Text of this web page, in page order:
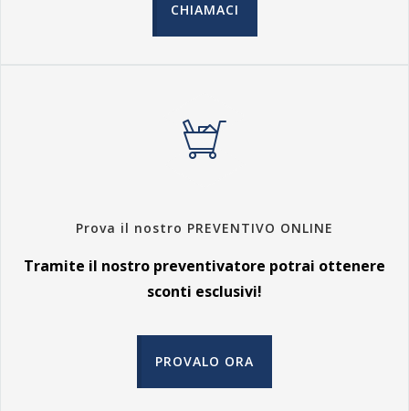
CHIAMACI
Prova il nostro PREVENTIVO ONLINE
Tramite il nostro preventivatore potrai ottenere
sconti esclusivi!
PROVALO ORA